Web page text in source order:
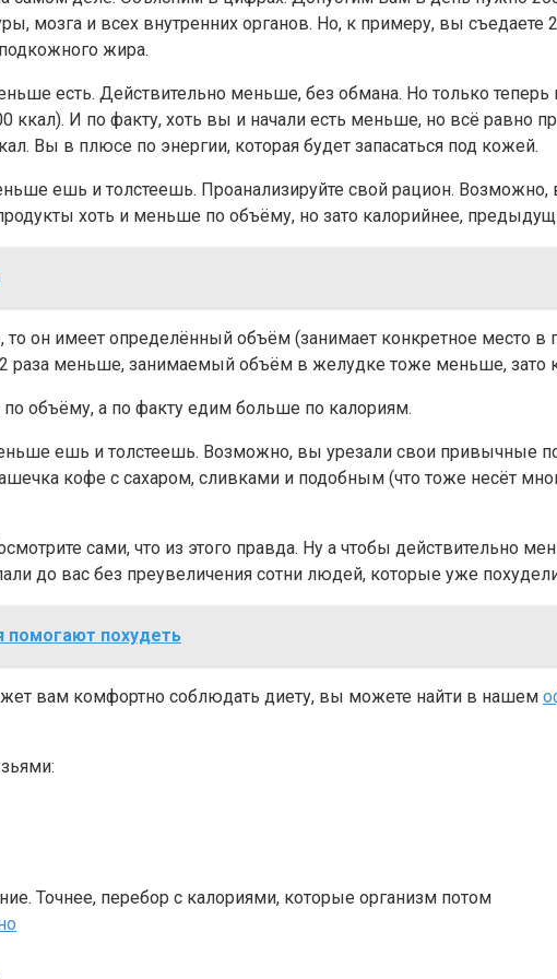
мозга и всех внутренних органов. Но, к примеру, вы
жира.
есть. Действительно меньше, без обмана. Но только
ккал). И по факту, хоть вы и начали есть меньше, но всё равно
Вы в плюсе по энергии, которая будет запасаться под кожей.
ешь и толстеешь. Проанализируйте свой рацион.
хоть и меньше по объёму, но зато калорийнее,
то он имеет определённый объём (занимает конкретное место
раза меньше, занимаемый объём в желудке тоже меньше, зато
объёму, а по факту едим больше по калориям.
ешь и толстеешь. Возможно, вы урезали свои привычные
кофе с сахаром, сливками и подобным (что тоже несёт
сами, что из этого правда. Ну а чтобы действительно
до вас без преувеличения сотни людей, которые уже
помогают похудеть
вам комфортно соблюдать диету, вы можете найти в нашем
Точнее, перебор с калориями, которые организм потом